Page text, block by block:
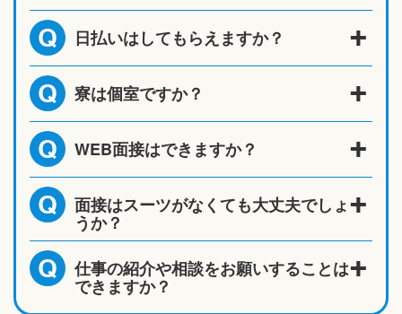
Q 日払いはしてもらえますか？
Q 寮は個室ですか？
Q WEB面接はできますか？
Q 面接はスーツがなくても大丈夫でしょ
うか？
Q 仕事の紹介や相談をお願いすることは
できますか？